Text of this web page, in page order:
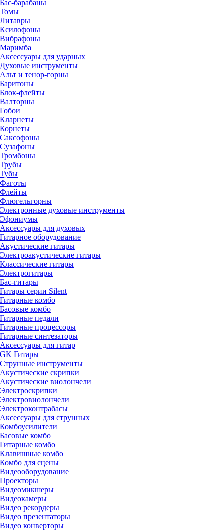
Бас-барабаны
Томы
Литавры
Ксилофоны
Вибрафоны
Маримба
Аксессуары для ударных
Духовые инструменты
Альт и тенор-горны
Баритоны
Блок-флейты
Валторны
Гобои
Кларнеты
Корнеты
Саксофоны
Сузафоны
Тромбоны
Трубы
Тубы
Фаготы
Флейты
Флюгельгорны
Электронные духовые инструменты
Эфониумы
Аксессуары для духовых
Гитарное оборудование
Акустические гитары
Электроакустические гитары
Классические гитары
Электрогитары
Бас-гитары
Гитары серии Silent
Гитарные комбо
Басовые комбо
Гитарные педали
Гитарные процессоры
Гитарные синтезаторы
Аксессуары для гитар
GK Гитары
Струнные инструменты
Акустические скрипки
Акустические виолончели
Электроскрипки
Электровиолончели
Электроконтрабасы
Аксессуары для струнных
Комбоусилители
Басовые комбо
Гитарные комбо
Клавишные комбо
Комбо для сцены
Видеооборудование
Проекторы
Видеомикшеры
Видеокамеры
Видео рекордеры
Видео презентаторы
Видео конверторы